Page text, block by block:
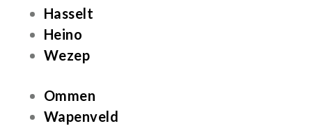
Hasselt
Heino
Wezep
Ommen
Wapenveld